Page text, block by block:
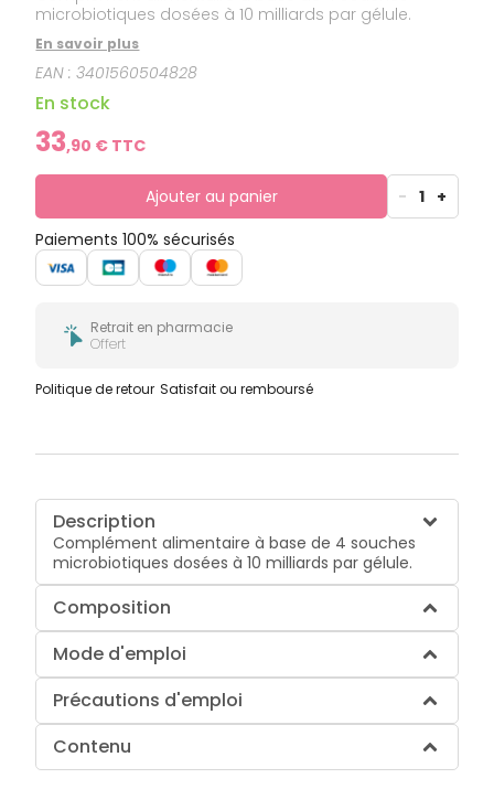
microbiotiques dosées à 10 milliards par gélule.
En savoir plus
EAN :3401560504828
En stock
33,90 € TTC
Ajouter au panier - 1 +
Paiements 100% sécurisés
Retrait en pharmacie
Offert
Politique de retour Satisfait ou remboursé
Description
Complément alimentaire à base de 4 souches
microbiotiques dosées à 10 milliards par gélule.
Composition
Mode d'emploi
Précautions d'emploi
Contenu